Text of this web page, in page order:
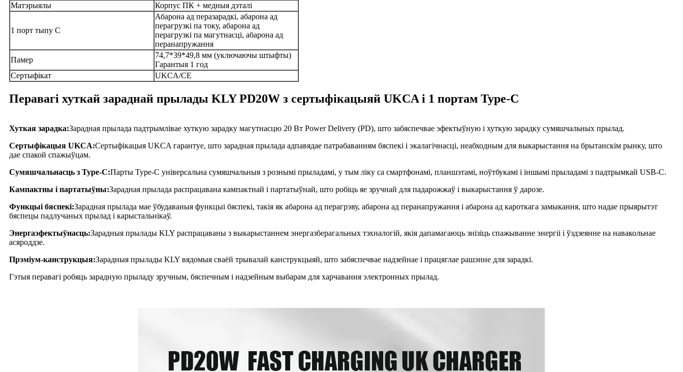
Матэрыялы
Корпус ПК + медныя дэталі
1 порт тыпу C
Абарона ад перазарадкі, абарона ад
перагрузкі па току, абарона ад
перагрузкі па магутнасці, абарона ад
перанапружання
Памер
74,7*39*49,8 мм (уключаючы штыфты)
Гарантыя 1 год
Сертыфікат
UKCA/CE
Перавагі хуткай зараднай прылады KLY PD20W з сертыфікацыяй UKCA і 1 портам Type-C
Хуткая зарадка:Зарадная прылада падтрымлівае хуткую зарадку магутнасцю 20 Вт Power Delivery (PD), што забяспечвае эфектыўную і хуткую зарадку сумяшчальных прылад.
Сертыфікацыя UKCA:Сертыфікацыя UKCA гарантуе, што зарадная прылада адпавядае патрабаванням бяспекі і экалагічнасці, неабходным для выкарыстання на брытанскім рынку, што
дае спакой спажыўцам.
Сумяшчальнасць з Type-C:Парты Type-C універсальна сумяшчальныя з рознымі прыладамі, у тым ліку са смартфонамі, планшэтамі, ноўтбукамі і іншымі прыладамі з падтрымкай USB-C.
Кампактны і партатыўны:Зарадная прылада распрацавана кампактнай і партатыўнай, што робіць яе зручнай для падарожжаў і выкарыстання ў дарозе.
Функцыі бяспекі:Зарадная прылада мае ўбудаваныя функцыі бяспекі, такія як абарона ад перагрэву, абарона ад перанапружання і абарона ад кароткага замыкання, што надае прыярытэт
бяспецы падлучаных прылад і карыстальнікаў.
Энергаэфектыўнасць:Зарадныя прылады KLY распрацаваны з выкарыстаннем энергазберагальных тэхналогій, якія дапамагаюць знізіць спажыванне энергіі і ўздзеянне на навакольнае
асяроддзе.
Прэміум-канструкцыя:Зарадныя прылады KLY вядомыя сваёй трывалай канструкцыяй, што забяспечвае надзейнае і працяглае рашэнне для зарадкі.
Гэтыя перавагі робяць зарадную прыладу зручным, бяспечным і надзейным выбарам для харчавання электронных прылад.